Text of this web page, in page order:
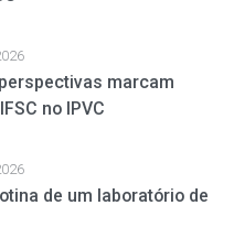
marcam
no IPVC
de um laboratório de